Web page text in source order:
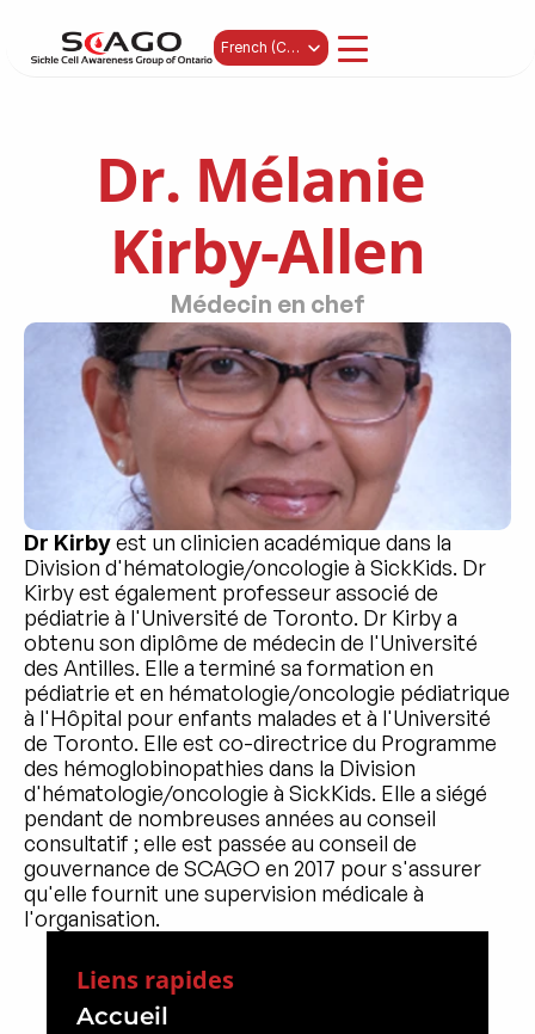
Select Language
French (Canada)
Dr. Mélanie
Kirby-Allen
Médecin en chef
Dr Kirby est un clinicien académique dans la
Division d'hématologie/oncologie à SickKids. Dr
Kirby est également professeur associé de
pédiatrie à l'Université de Toronto. Dr Kirby a
obtenu son diplôme de médecin de l'Université
des Antilles. Elle a terminé sa formation en
pédiatrie et en hématologie/oncologie pédiatrique
à l'Hôpital pour enfants malades et à l'Université
de Toronto. Elle est co-directrice du Programme
des hémoglobinopathies dans la Division
d'hématologie/oncologie à SickKids. Elle a siégé
pendant de nombreuses années au conseil
consultatif ; elle est passée au conseil de
gouvernance de SCAGO en 2017 pour s'assurer
qu'elle fournit une supervision médicale à
l'organisation.
Liens rapides
Accueil